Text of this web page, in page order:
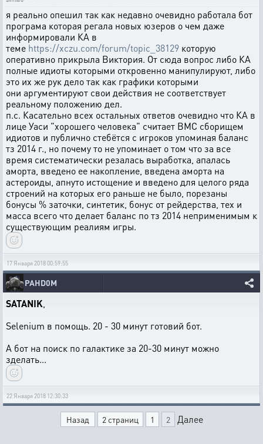
я реально опешил так как недавно очевидно работала бот
програма которая регала новых юзеров о чем даже
информировали КА в
теме https://xczu.com/forum/topic_38129 которую
оперативно прикрыла Виктория. От сюда вопрос либо КА
полные идиоты которыми откровенно манипулируют, либо
это их же рук дело так как графики которыми
они аргументируют свои действия не соответствует
реальному положению дел.
п.с. Касательно всех остальных ответов очевидно что КА в
лице Уаси "хорошего человека" считает ВМС сборищем
идиотов и публично стебётся с игроков упоминая баланс
тз 2014 г., но почему то не упоминает о том что за все
время систематически резалась выработка, апалась
аморта, введено ее накопление, введена аморта на
астероиды, апнуто истощение и введено для целого ряда
строений на которых его раньше не было, порезаны
бонусы % заточки, синтетик, бонус от рейдерства, тех и
масса всего что делает баланс по тз 2014 неприменимым к
существующим реалиям игры.
17 Января 2018 00:59:55
PAHD0M
SATANIK,
Selenium в помощь. 20 - 30 минут готовий бот.
А бот на поиск по галактике за 20-30 минут можно
зделать...
22 Января 2018 12:30:33
Назад 2 страниц 1 2 Далее